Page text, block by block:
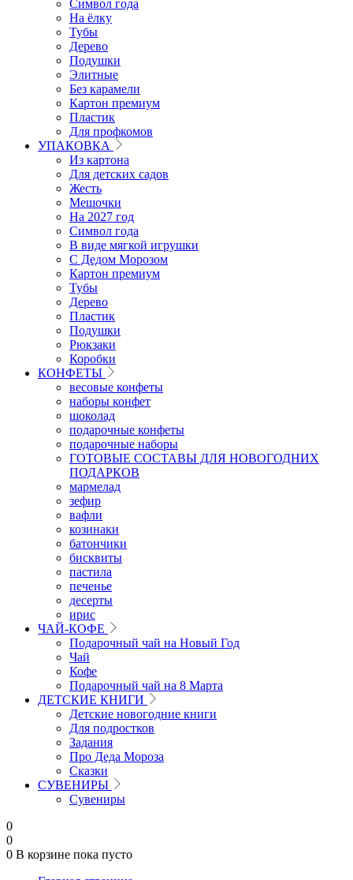
Символ года
На ёлку
Тубы
Дерево
Подушки
Элитные
Без карамели
Картон премиум
Пластик
Для профкомов
УПАКОВКА
Из картона
Для детских садов
Жесть
Мешочки
На 2027 год
Символ года
В виде мягкой игрушки
С Дедом Морозом
Картон премиум
Тубы
Дерево
Пластик
Подушки
Рюкзаки
Коробки
КОНФЕТЫ
весовые конфеты
наборы конфет
шоколад
подарочные конфеты
подарочные наборы
ГОТОВЫЕ СОСТАВЫ ДЛЯ НОВОГОДНИХ
ПОДАРКОВ
мармелад
зефир
вафли
козинаки
батончики
бисквиты
пастила
печенье
десерты
ирис
ЧАЙ-КОФЕ
Подарочный чай на Новый Год
Чай
Кофе
Подарочный чай на 8 Марта
ДЕТСКИЕ КНИГИ
Детские новогодние книги
Для подростков
Задания
Про Деда Мороза
Сказки
СУВЕНИРЫ
Сувениры
0
0
0 В корзине пока пусто